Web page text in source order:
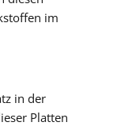
im
in der
Platten